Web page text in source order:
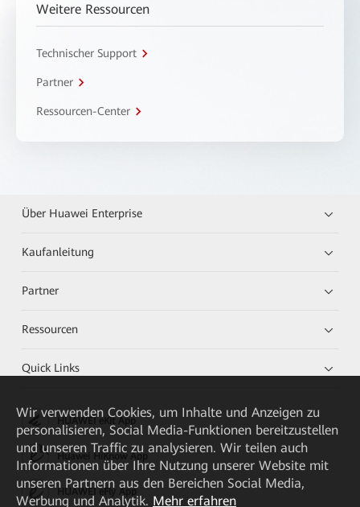
Weitere Ressourcen
Technischer Support
Partner
Ressourcen-Center
Über Huawei Enterprise
Kaufanleitung
Partner
Ressourcen
Quick Links
HUAWEI eKit App
Huawei HiKnow App
HUAWEI eFly App
Wir verwenden Cookies, um Inhalte und Anzeigen zu
personalisieren, Social Media-Funktionen bereitzustellen
und unseren Traffic zu analysieren. Wir teilen auch
Informationen über Ihre Nutzung unserer Website mit
unseren Partnern aus den Bereichen Social Media,
Werbung und Analytik. Mehr erfahren